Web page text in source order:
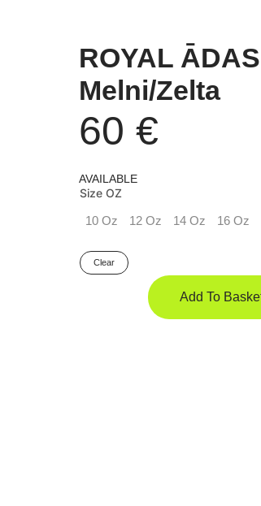
ROYAL
Melni/Zelta
60 €
AVAILABLE
Size OZ
10 Oz
12 Oz 14 Oz 16 Oz
Clear
Add To